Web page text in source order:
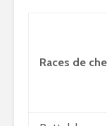
Races de